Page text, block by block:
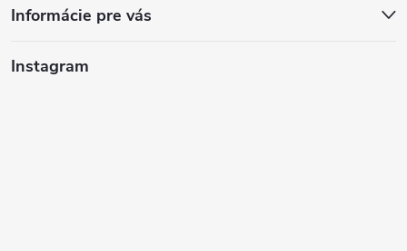
e
Informácie pre vás
Instagram